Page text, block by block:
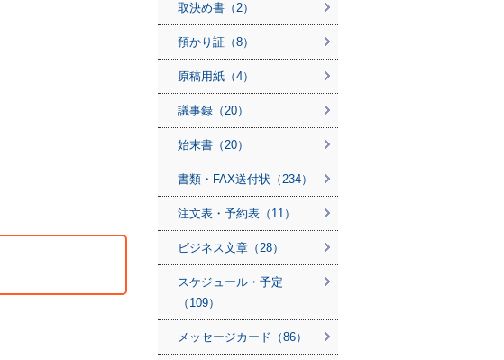
取決め書（2）
預かり証（8）
原稿用紙（4）
議事録（20）
始末書（20）
書類・FAX送付状（234）
注文表・予約表（11）
ビジネス文章（28）
スケジュール・予定
（109）
メッセージカード（86）